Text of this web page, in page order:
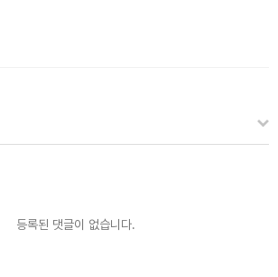
등록된 댓글이 없습니다.